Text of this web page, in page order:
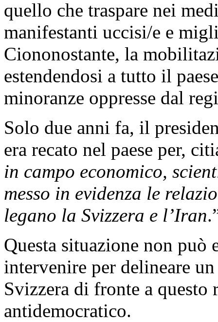
quello che traspare nei
manifestanti uccisi/e e
Ciononostante, la
estendendosi a tutto il
minoranze oppresse dal
Solo due anni fa, il
era recato nel paese per,
in campo economico,
messo in evidenza le
legano la Svizzera e l’Iran
Questa situazione non può
intervenire per delineare
Svizzera di fronte a questo
antidemocratico.